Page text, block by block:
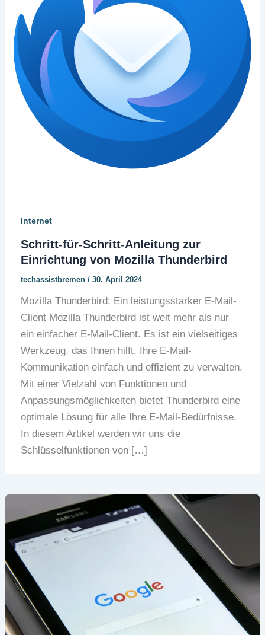
Internet
Schritt-für-Schritt-Anleitung zur
Einrichtung von Mozilla Thunderbird
techassistbremen / 30. April 2024
Mozilla Thunderbird: Ein leistungsstarker E-Mail-
Client Mozilla Thunderbird ist weit mehr als nur
ein einfacher E-Mail-Client. Es ist ein vielseitiges
Werkzeug, das Ihnen hilft, Ihre E-Mail-
Kommunikation einfach und effizient zu verwalten.
Mit einer Vielzahl von Funktionen und
Anpassungsmöglichkeiten bietet Thunderbird eine
optimale Lösung für alle Ihre E-Mail-Bedürfnisse.
In diesem Artikel werden wir uns die
Schlüsselfunktionen von […]